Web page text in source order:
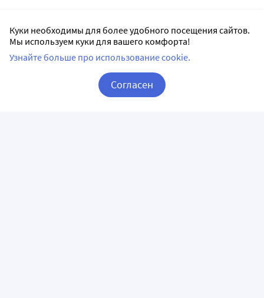
Куки необходимы для более удобного посещения сайтов.
Мы используем куки для вашего комфорта!
Узнайте больше про использование cookie.
Согласен